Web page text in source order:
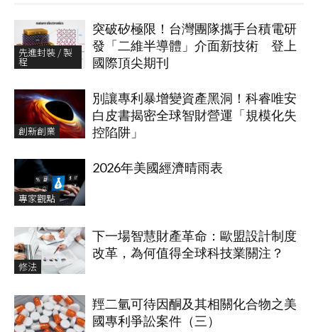
先進封裝 / 製
程
突破矽極限！台灣團隊攜手台積電研
發「二維半導體」介面新技術 登上
國際頂尖期刊
創新創業
別讓專利暴增變資產黑洞！科睿唯安
白皮書揭密全球智財營運「規模化失
控陷阱」
專家觀點
2026年美國經濟晴雨表
修法
下一場智慧財產革命：歐盟設計制度
改革，為何值得全球科技業關注？
羥二氫可待因酮及其相關化合物之美
國專利爭訟案件（三）